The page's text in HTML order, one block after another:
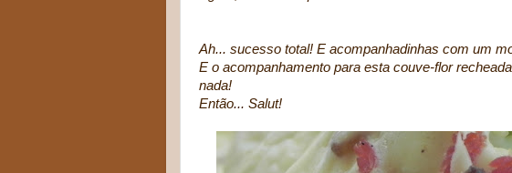
Ah... sucesso total! E acompanhadinhas com um
E o acompanhamento para esta couve-flor
nada!
Então... Salut!